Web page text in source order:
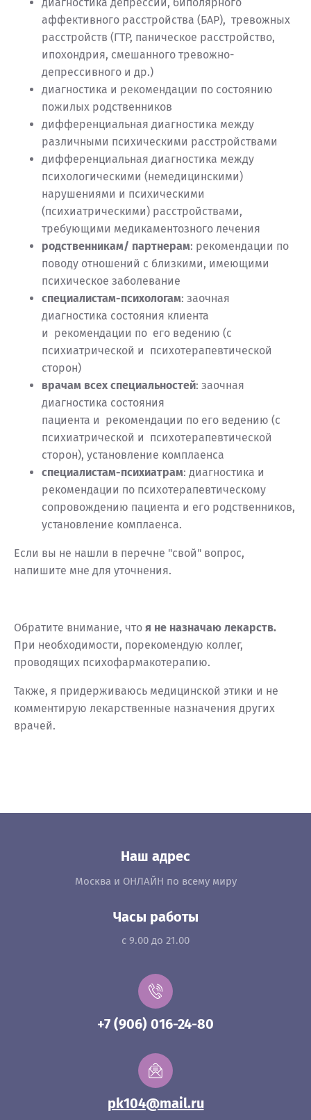
аффективного расстройства (БАР), тревожных
расстройств (ГТР, паническое расстройство,
ипохондрия, смешанного тревожно-
депрессивного и др.)
диагностика и рекомендации по состоянию
пожилых родственников
дифференциальная диагностика между
различными психическими расстройствами
дифференциальная диагностика между
психологическими (немедицинскими)
нарушениями и психическими
(психиатрическими) расстройствами,
требующими медикаментозного лечения
родственникам/ партнерам: рекомендации по
поводу отношений с близкими, имеющими
психическое заболевание
специалистам-психологам: заочная
диагностика состояния клиента
и рекомендации по его ведению (с
психиатрической и психотерапевтической
сторон)
врачам всех специальностей: заочная
диагностика состояния
пациента и рекомендации по его ведению (с
психиатрической и психотерапевтической
сторон), установление комплаенса
специалистам-психиатрам: диагностика и
рекомендации по психотерапевтическому
сопровождению пациента и его родственников,
установление комплаенса.
Если вы не нашли в перечне "свой" вопрос,
напишите мне для уточнения.
Обратите внимание, что я не назначаю лекарств.
При необходимости, порекомендую коллег,
проводящих психофармакотерапию.
Также, я придерживаюсь медицинской этики и не
комментирую лекарственные назначения других
врачей.
Наш адрес
Москва и ОНЛАЙН по всему миру
Часы работы
с 9.00 до 21.00
+7 (906) 016-24-80
pk104@mail.ru